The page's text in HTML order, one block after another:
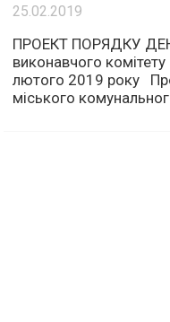
25.02.2019
ПРОЕКТ ПОРЯДКУ
виконавчого
лютого 2019 року
міського